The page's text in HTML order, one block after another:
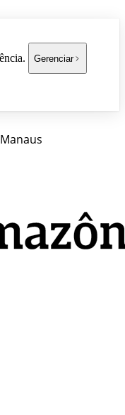
Gerenciar
Manaus